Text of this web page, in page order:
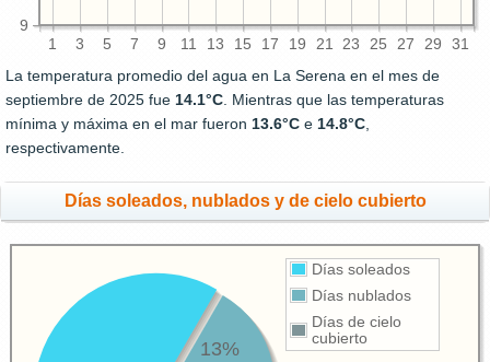
1 3 5 7 9 11 13 15 17 19 21 23 25 27 29 31
9
La temperatura promedio del agua en La Serena en el mes de
septiembre de 2025 fue 14.1°C. Mientras que las temperaturas
mínima y máxima en el mar fueron 13.6°C e 14.8°C,
respectivamente.
Días soleados, nublados y de cielo cubierto
Días soleados
Días nublados
Días de cielo
cubierto
13%